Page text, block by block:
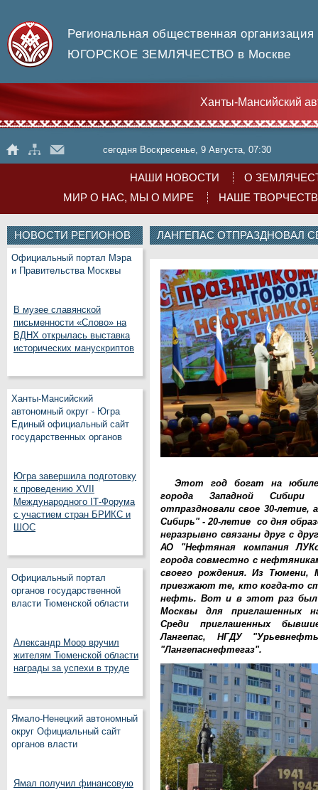
Региональная общественная организация
ЮГОРСКОЕ ЗЕМЛЯЧЕСТВО в Москве
Ханты-Мансийский
сегодня Воскресенье, 9 Августа, 07:30
НАШИ НОВОСТИ
О
МИР О НАС, МЫ О МИРЕ
НАШЕ
НОВОСТИ РЕГИОНОВ
Официальный портал Мэра
и Правительства Москвы
В музее славянской
письменности «Слово» на
ВДНХ открылась выставка
исторических манускриптов
Ханты-Мансийский
автономный округ - Югра
Единый официальный сайт
государственных органов
Югра завершила подготовку
к проведению XVII
Международного IT‑Форума
с участием стран БРИКС и
ШОС
Официальный портал
органов государственной
власти Тюменской области
Александр Моор вручил
жителям Тюменской области
награды за успехи в труде
Ямало-Ненецкий автономный
округ Официальный сайт
органов власти
Ямал получил финансовую
ЛАНГЕПАС ОТПРАЗДНОВАЛ
Этот год богат на
города Западной
отпраздновали свое 30-
Сибирь" - 20-летие со дня
неразрывно связаны друг с
АО "Нефтяная компания
города совместно с
своего рождения. Из Тюмени,
приезжают те, кто когда-то
нефть. Вот и в этот раз был
Москвы для приглашенных
Среди приглашенных
Лангепас, НГДУ
"Лангепаснефтегаз".